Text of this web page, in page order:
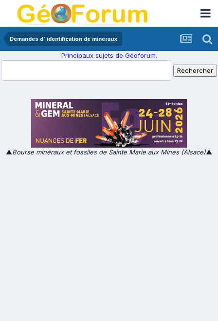
Demandes d' identification de minéraux
Principaux sujets de Géoforum.
▲Bourse minéraux et fossiles de Sainte Marie aux Mines (Alsace)▲